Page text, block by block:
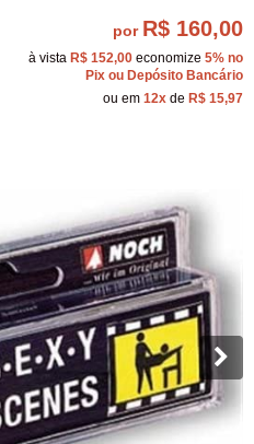
por R$ 160,00
à vista R$ 152,00 economize 5% no
Pix ou Depósito Bancário
ou em 12x de R$ 15,97